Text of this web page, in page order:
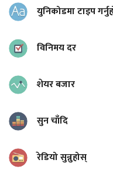
युनिकोडमा टाइप
विनिमय दर
शेयर बजार
सुन चाँदि
रेडियो सुन्नुहोस्